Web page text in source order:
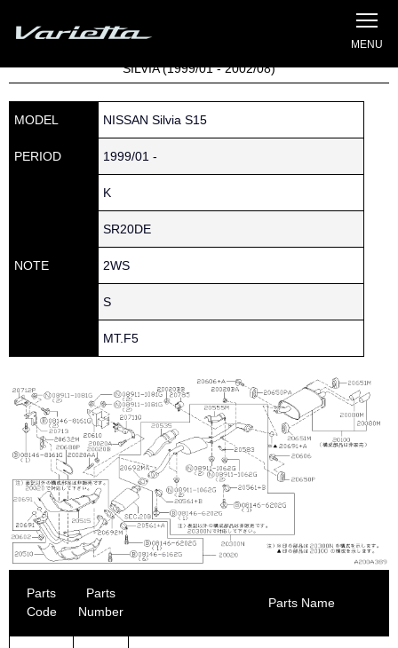
Home
Parts catalog
SILVIA (1999/01 - 2002/08)
MODEL NISSAN Silvia S15
PERIOD 1999/01 -
NOTE
K
SR20DE
2WS
S
MT.F5
Parts
Code
Parts
Number
Parts Name